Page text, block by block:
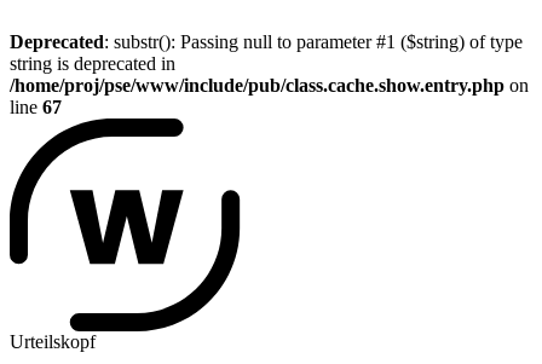
Deprecated: substr(): Passing null to parameter #1 ($string) of type
string is deprecated in
/home/proj/pse/www/include/pub/class.cache.show.entry.php on
line 67
Urteilskopf